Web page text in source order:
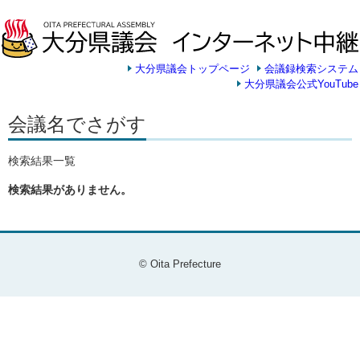
大分県議会トップページ
会議録検索システム
大分県議会公式YouTube
会議名でさがす
検索結果一覧
検索結果がありません。
© Oita Prefecture